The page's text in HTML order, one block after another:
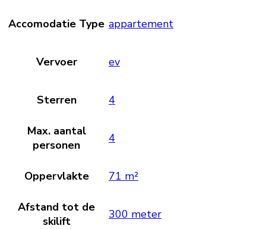
Accomodatie Type appartement
Vervoer ev
Sterren 4
Max. aantal
personen
4
Oppervlakte 71 m²
Afstand tot de
skilift
300 meter